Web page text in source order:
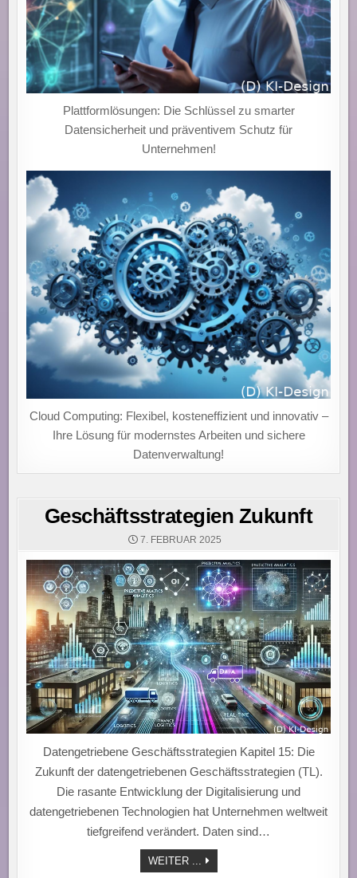
Plattformlösungen: Die Schlüssel zu smarter
Datensicherheit und präventivem Schutz für
Unternehmen!
Cloud Computing: Flexibel, kosteneffizient und innovativ –
Ihre Lösung für modernstes Arbeiten und sichere
Datenverwaltung!
Geschäftsstrategien Zukunft
7. FEBRUAR 2025
Datengetriebene Geschäftsstrategien Kapitel 15: Die
Zukunft der datengetriebenen Geschäftsstrategien (TL).
Die rasante Entwicklung der Digitalisierung und
datengetriebenen Technologien hat Unternehmen weltweit
tiefgreifend verändert. Daten sind…
WEITER ... GESCHÄFTSSTRATEGIEN
ZUKUNFT